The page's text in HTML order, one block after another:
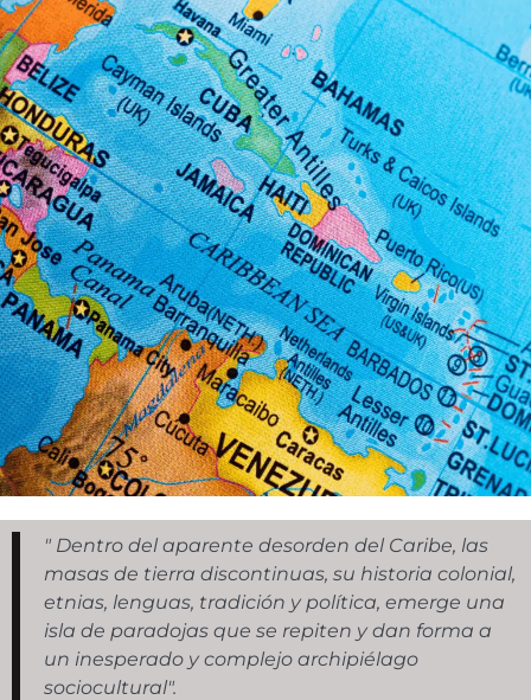
" Dentro del aparente desorden del Caribe, las
masas de tierra discontinuas, su historia colonial,
etnias, lenguas, tradición y política, emerge una
isla de paradojas que se repiten y dan forma a
un inesperado y complejo archipiélago
sociocultural".